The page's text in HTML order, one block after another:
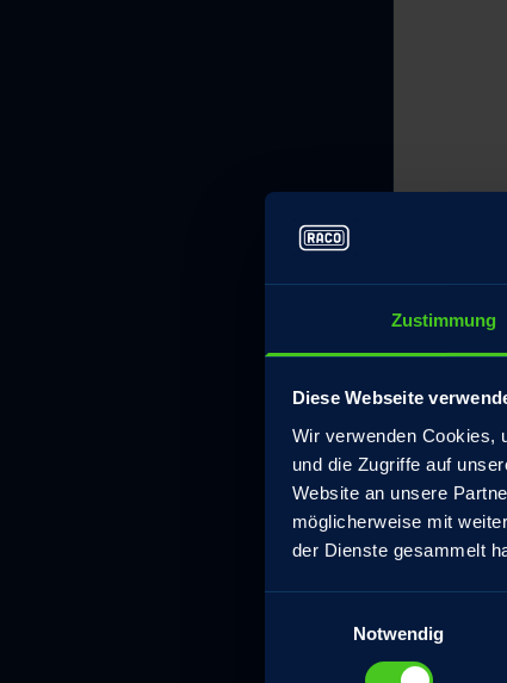
Zustimmung
Diese Webseite
Wir verwenden Cookies,
und die Zugriffe auf
Website an unsere
möglicherweise mit
der Dienste gesammelt
Notwendig